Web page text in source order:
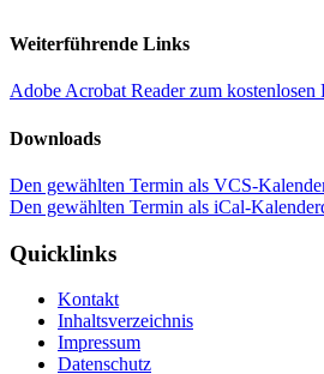
Weiterführende Links
Adobe Acrobat Reader zum
Downloads
Den gewählten Termin als VCS-
Den gewählten Termin als iCal-
Quicklinks
Kontakt
Inhaltsverzeichnis
Impressum
Datenschutz